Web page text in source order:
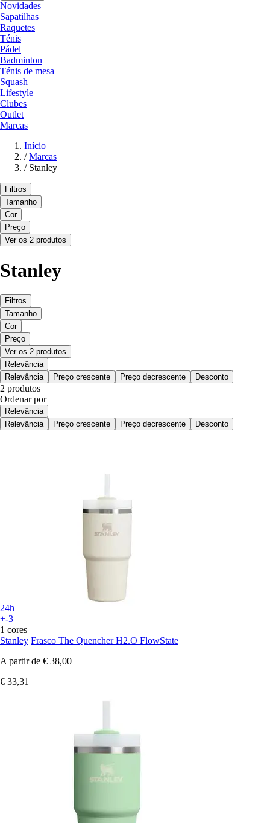
Novidades
Sapatilhas
Raquetes
Ténis
Pádel
Badminton
Ténis de mesa
Squash
Lifestyle
Clubes
Outlet
Marcas
Início
/ Marcas
/ Stanley
Filtros
Tamanho
Cor
Preço
Ver os 2 produtos
Stanley
Filtros
Tamanho
Cor
Preço
Ver os 2 produtos
Relevância
Relevância
Preço crescente Preço decrescente Desconto
2 produtos
Ordenar por
Relevância
Relevância
Preço crescente Preço decrescente Desconto
24h
+-3
1 cores
Stanley Frasco The Quencher H2.O FlowState
A partir de € 38,00
€ 33,31